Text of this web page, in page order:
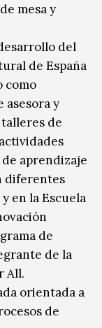
mesa y
del
de España
como
y
de
aprendizaje
diferentes
en la Escuela
de
de la
All.
orientada a
de